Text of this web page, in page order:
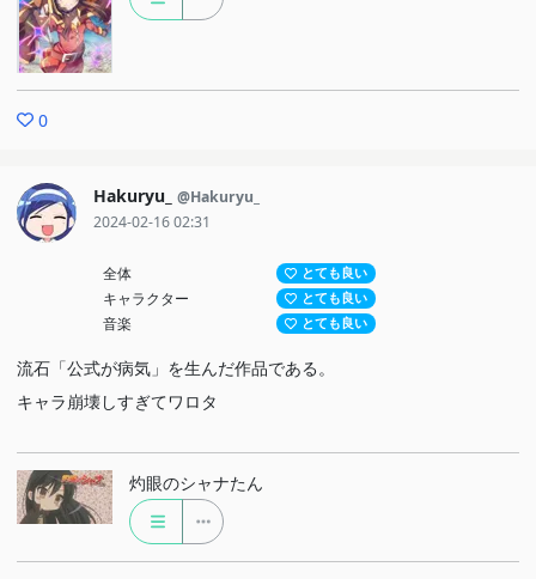
0
Hakuryu_ @Hakuryu_
2024-02-16 02:31
全体 とても良い
キャラクター とても良い
音楽 とても良い
流石「公式が病気」を生んだ作品である。
キャラ崩壊しすぎてワロタ
灼眼のシャナたん